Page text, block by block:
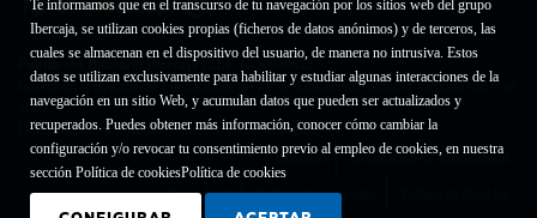
Te informamos que en el transcurso de tu navegación por los sitios web del grupo
Ibercaja, se utilizan cookies propias (ficheros de datos anónimos) y de terceros, las
cuales se almacenan en el dispositivo del usuario, de manera no intrusiva. Estos
datos se utilizan exclusivamente para habilitar y estudiar algunas interacciones de la
navegación en un sitio Web, y acumulan datos que pueden ser actualizados y
recuperados. Puedes obtener más información, conocer cómo cambiar la
configuración y/o revocar tu consentimiento previo al empleo de cookies, en nuestra
sección Política de cookiesPolítica de cookies
Fundación Bancaria Ibercaja C.I.F. G-50000652.
Inscrita en el Registro de Fundaciones del Mº de Educación, Cultura y Deporte con el nº
1689.
Domicilio social: Joaquín Costa, 13. 50001 Zaragoza.
Contacto
Declaración de accesibilidad
Aviso legal Política de privacidad